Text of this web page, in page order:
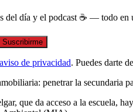
del día y el podcast ☕ — todo
Suscribirme
aviso de privacidad. Puedes darte
penetrar la secundaria
que da acceso a la escuela,